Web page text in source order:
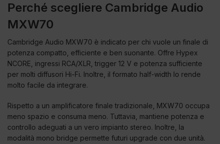
Perché scegliere Cambridge Audio
MXW70
Cambridge Audio MXW70 è indicato per chi vuole un finale di
potenza compatto, efficiente e ben suonante. Offre Hypex
NCORE, ingressi RCA/XLR, trigger 12 V e potenza sufficiente
per molti diffusori Hi-Fi. Inoltre, il formato half-width lo rende
molto facile da integrare.
Rispetto a un amplificatore finale tradizionale, MXW70 occupa
meno spazio e consuma meno. Tuttavia, mantiene potenza e
controllo adeguati a un vero impianto stereo. Inoltre, la
modalità mono bridge permette futuri upgrade con due unità.